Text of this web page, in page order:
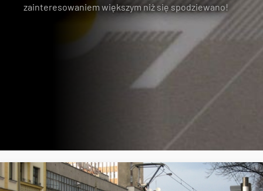
zainteresowaniem większym niż się spodziewano!